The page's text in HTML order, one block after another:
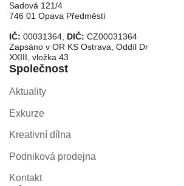
Sadová 121/4
746 01 Opava Předměstí
IČ: 00031364, DIČ: CZ00031364
Zapsáno v OR KS Ostrava, Oddíl Dr
XXIII, vložka 43
Společnost
Aktuality
Exkurze
Kreativní dílna
Podniková prodejna
Kontakt